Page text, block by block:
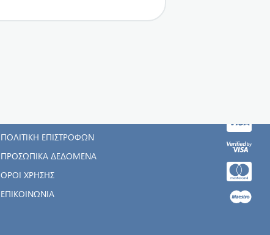
ΠΟΛΙΤΙΚΉ ΕΠΙΣΤΡΟΦΏΝ
ΠΡΟΣΩΠΙΚΆ ΔΕΔΟΜΈΝΑ
ΌΡΟΙ ΧΡΉΣΗΣ
ΕΠΙΚΟΙΝΩΝΊΑ